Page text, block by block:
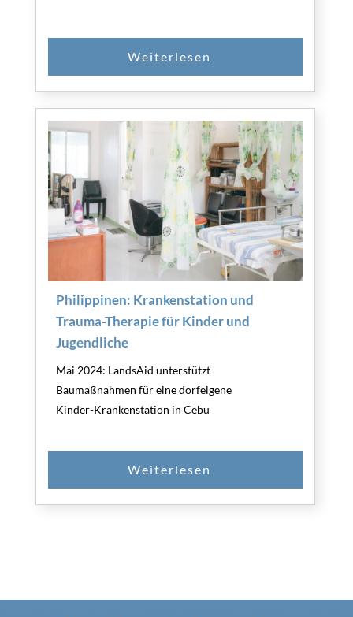
Philippinen: Krankenstation und
Trauma-Therapie für Kinder und
Jugendliche
Mai 2024: LandsAid unterstützt
Baumaßnahmen für eine dorfeigene
Kinder-Krankenstation in Cebu